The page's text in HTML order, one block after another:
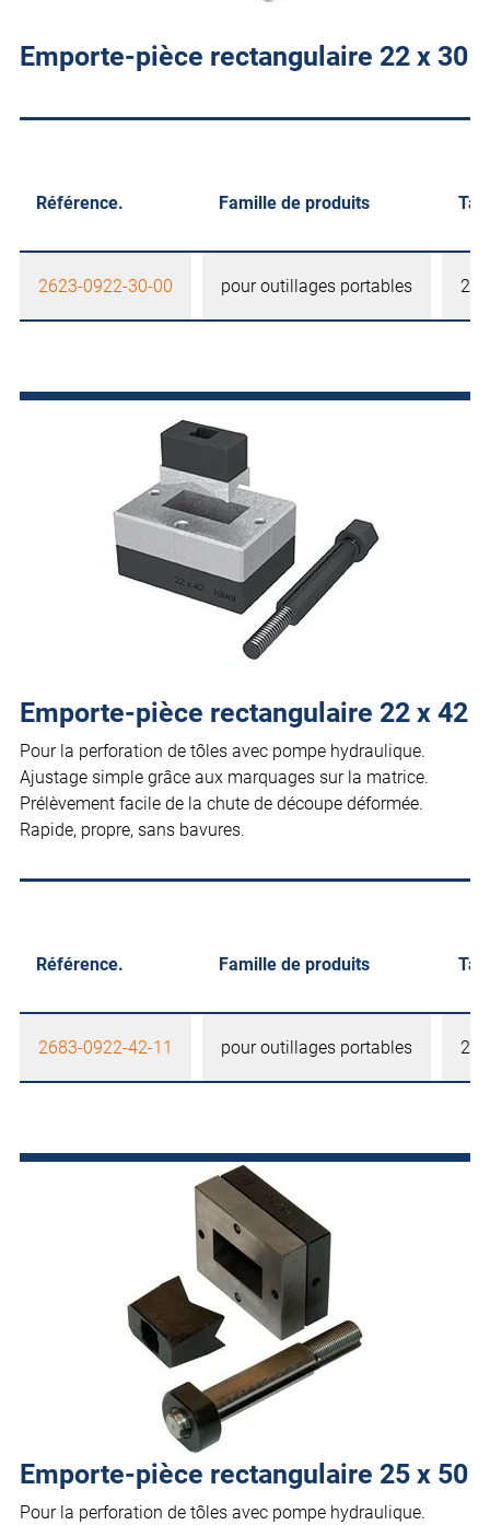
Emporte-pièce rectangulaire 22 x 30
Référence. Famille de produits
2623-0922-30-00 pour outillages portables 22
Emporte-pièce rectangulaire 22 x 42
Pour la perforation de tôles avec pompe hydraulique.
Ajustage simple grâce aux marquages sur la matrice.
Prélèvement facile de la chute de découpe déformée.
Rapide, propre, sans bavures.
Référence. Famille de produits
2683-0922-42-11 pour outillages portables 22
Emporte-pièce rectangulaire 25 x 50
Pour la perforation de tôles avec pompe hydraulique.